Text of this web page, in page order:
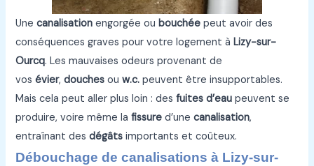
Unecanalisation engorgée oubouchée peut avoir des
conséquences graves pour votre logement àLizy-sur-
Ourcq. Les mauvaises odeurs provenant de
vosévier,douches ouw.c. peuvent être insupportables.
Mais cela peut aller plus loin : desfuites d’eau peuvent se
produire, voire même lafissure d’unecanalisation,
entraînant desdégâts importants et coûteux.
Débouchage de canalisations à Lizy-sur-